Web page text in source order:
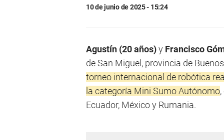
10 de junio de 2025 - 15:24
Agustín (20 años)y Francisco
de San Miguel, provincia de
torneo internacional de robótica
la categoría Mini Sumo Autónomo
Ecuador, México y Rumania.